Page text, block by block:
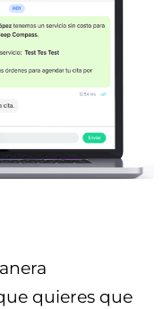
quieres que